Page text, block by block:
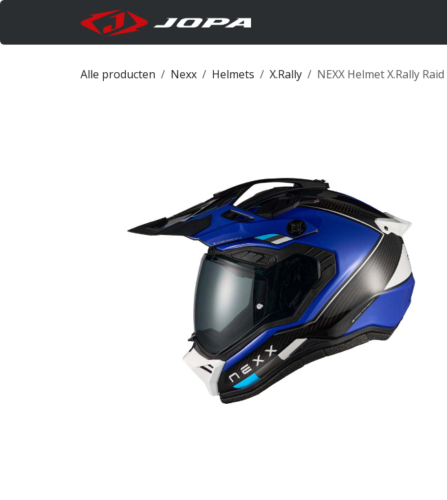
Overslaan naar inhoud
Alle producten Nexx Helmets X.Rally NEXX Helmet X.Rally Raid